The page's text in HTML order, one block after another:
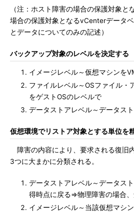
（注：ホスト障害の場合の保護対象
場合の保護対象となるvCenterデータ
とデータについてのみの記述）
バックアップ対象のレベルを決定する
イメージレベル～仮想マシンを
ファイルレベル～OSファイル・
をゲストOSのレベルで
データストアレベル～データス
仮想環境でリストア対象とする単位を
障害の内容により、要求される復旧
3つに大まかに分類される。
データストアレベル～データス
得時点に戻る⇒物理障害の場合
イメージレベル～当該仮想マシ